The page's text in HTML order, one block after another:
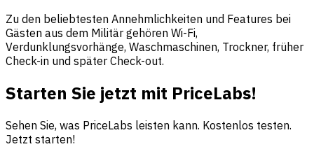
Zu den beliebtesten Annehmlichkeiten und Features bei
Gästen aus dem Militär gehören Wi-Fi,
Verdunklungsvorhänge, Waschmaschinen, Trockner, früher
Check-in und später Check-out.
Starten Sie jetzt mit PriceLabs!
Sehen Sie, was PriceLabs leisten kann. Kostenlos testen.
Jetzt starten!